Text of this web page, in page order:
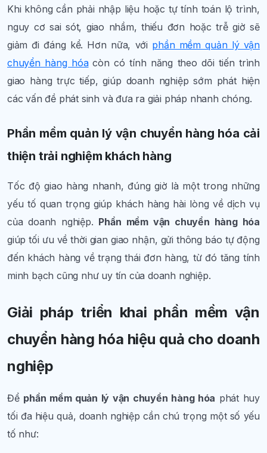
Khi không cần phải nhập liệu hoặc tự tính toán lộ trình,
nguy cơ sai sót, giao nhầm, thiếu đơn hoặc trễ giờ sẽ
giảm đi đáng kể. Hơn nữa, với phần mềm quản lý vận
chuyển hàng hóa còn có tính năng theo dõi tiến trình
giao hàng trực tiếp, giúp doanh nghiệp sớm phát hiện
các vấn đề phát sinh và đưa ra giải pháp nhanh chóng.
Phần mềm quản lý vận chuyển hàng hóa cải
thiện trải nghiệm khách hàng
Tốc độ giao hàng nhanh, đúng giờ là một trong những
yếu tố quan trọng giúp khách hàng hài lòng về dịch vụ
của doanh nghiệp. Phần mềm vận chuyển hàng hóa
giúp tối ưu về thời gian giao nhận, gửi thông báo tự động
đến khách hàng về trạng thái đơn hàng, từ đó tăng tính
minh bạch cũng như uy tín của doanh nghiệp.
Giải pháp triển khai phần mềm vận
chuyển hàng hóa hiệu quả cho doanh
nghiệp
Để phần mềm quản lý vận chuyển hàng hóa phát huy
tối đa hiệu quả, doanh nghiệp cần chú trọng một số yếu
tố như: